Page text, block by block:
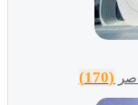
(170)